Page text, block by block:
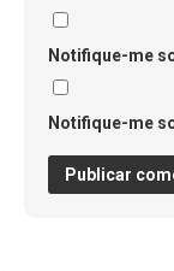
Notifique-me
Notifique-me